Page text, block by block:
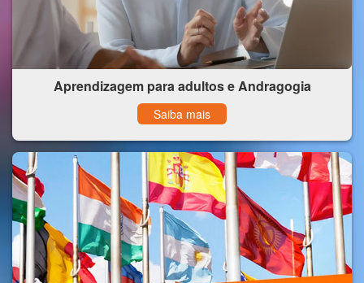
Aprendizagem para adultos e Andragogia
Saiba mais